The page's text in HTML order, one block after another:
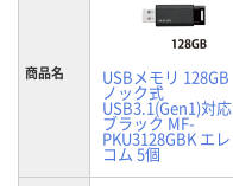
商品名 USBメモリ 128GB
ノック式
USB3.1(Gen1)対応
ブラック MF-
PKU3128GBK エレ
コム 5個